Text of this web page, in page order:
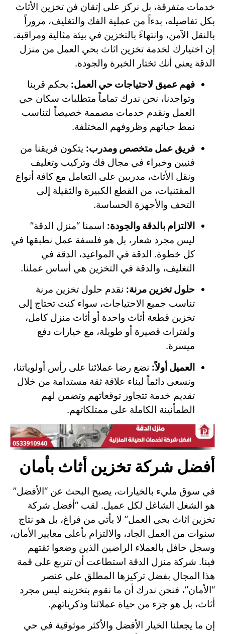
خدمات متفرقة، بل نركز على إتقان فن تخزين الأثاث
بكل تفاصيله، بدءاً من عملية الفك والتغليف، مروراً
بالنقل الآمن، وانتهاءً بالتخزين في بيئة مثالية ومراقبة.
إن اختيارك لخدمة تخزين اثاث بحي العمل من منزل
الدقة يعني أنك تختار الخبرة والجودة.
فهم عميق لاحتياجات حي العمل: بحكم قربنا
وتواجدنا، نحن ندرك تماماً متطلبات سكان حي
العمل ونقدم خدمات مصممة خصيصاً لتناسب
نمط حياتهم وظروفهم المختلفة.
فريق عمل متخصص ومدرب: يتكون فريقنا من
فنيين وخبراء في مجال فك وتركيب وتغليف
ونقل الأثاث، مدربين على التعامل مع كافة أنواع
المقتنيات، من القطع الكبيرة والثقيلة إلى
التحف والأجهزة الحساسة.
الالتزام بالدقة والجودة: اسمنا “منزل الدقة”
ليس مجرد شعار، بل هو فلسفة عمل نطبقها في
كل خطوة. الدقة في المواعيد، الدقة في
التغليف، والدقة في التخزين هي أساس عملنا.
حلول تخزين مرنة: نقدم حلول تخزين مرنة
تناسب جميع الاحتياجات، سواء كنت تحتاج إلى
تخزين قطعة أثاث واحدة أو أثاث منزل كامل،
ولفترات قصيرة أو طويلة، مع خيارات دفع
ميسرة.
العميل أولاً: نضع رضا عملائنا على رأس أولوياتنا،
ونسعى دائماً لبناء علاقة ثقة مستدامة من خلال
تقديم خدمة تتجاوز توقعاتهم وتضمن لهم
الطمأنينة الكاملة على ممتلكاتهم.
أفضل شركة تخزين أثاث بأمان
في سوق مليء بالخيارات، يصبح البحث عن “الأفضل”
هو الشغل الشاغل لكل عميل. لقب “أفضل شركة
تخزين اثاث بحي العمل” لا يأتي من فراغ، بل هو نتاج
سنوات من العمل الجاد، والالتزام بأعلى معايير الأمان،
وسجل حافل بالعملاء الراضين الذين وضعوا ثقتهم
فينا. شركة منزل الدقة استطاعت أن تتربع على قمة
هذا المجال بفضل تركيزها المطلق على عنصر
“الأمان”، فنحن ندرك أن ما نقوم بتخزينه ليس مجرد
أثاث، بل هو جزء من حياة عملائنا وذكرياتهم.
إن ما يجعلنا الخيار الأفضل والأكثر موثوقية في حي